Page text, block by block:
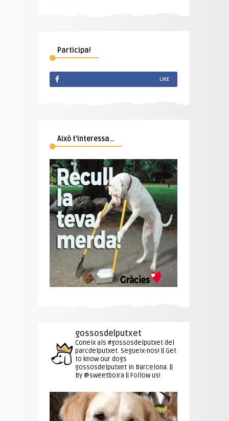
Participa!
LIKE
Això t’interessa…
gossosdelputxet
Coneix als #gossosdelputxet del
parcdelputxet. Segueix-nos! || Get
to know our dogs
gossosdelputxet in Barcelona. ||
By @sweetboira || Follow us!